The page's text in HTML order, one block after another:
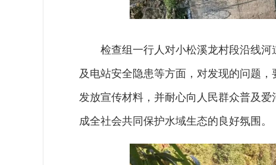
检查组一行人对小松溪龙村段沿线
及电站安全隐患等方面，对发现的问题
发放宣传材料，并耐心向人民群众普及
成全社会共同保护水域生态的良好氛围。